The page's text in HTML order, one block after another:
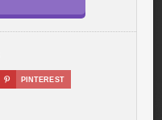
 PINTEREST